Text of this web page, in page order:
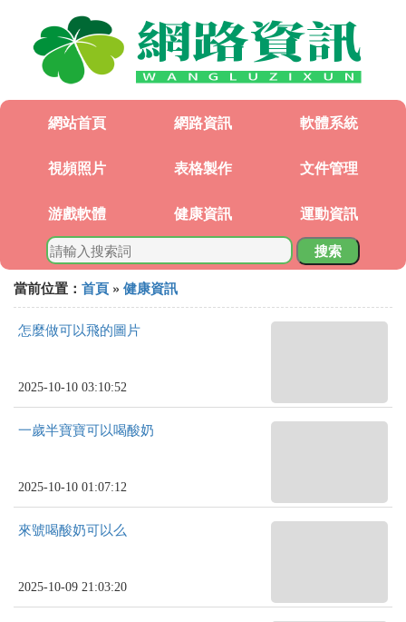
網站首頁 網路資訊 軟體系統
視頻照片 表格製作 文件管理
游戲軟體 健康資訊 運動資訊
搜索
當前位置： 首頁 » 健康資訊
怎麼做可以飛的圖片
2025-10-10 03:10:52
一歲半寶寶可以喝酸奶
2025-10-10 01:07:12
來號喝酸奶可以么
2025-10-09 21:03:20